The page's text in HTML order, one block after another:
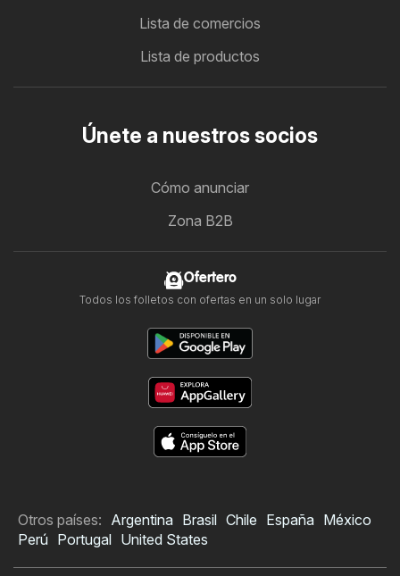
Lista de comercios
Lista de productos
Únete a nuestros socios
Cómo anunciar
Zona B2B
Ofertero
Todos los folletos con ofertas en un solo lugar
Otros países: Argentina Brasil Chile España México
Perú Portugal United States